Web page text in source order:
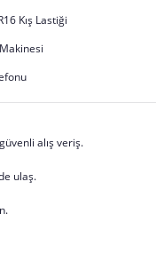
Kış Lastiği
alış veriş.
ulaş.